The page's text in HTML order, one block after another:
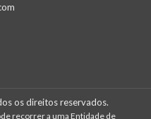
os direitos reservados.
recorrer a uma Entidade de